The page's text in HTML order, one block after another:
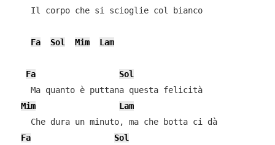
    Il corpo che si scioglie col bianco
Fa Sol Mim Lam
Fa
Sol
    Ma quanto è puttana questa felicità
Mim
Lam
    Che dura un minuto, ma che botta ci dà
Fa
Sol